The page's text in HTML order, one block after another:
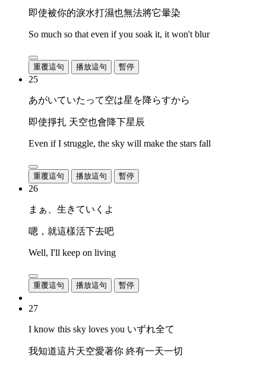
即使被你的淚水打濕也無法將它暈染
So much so that even if you soak it, it won't blur
重覆這句 播放這句 暫停
25
あがいていたって空は星を降らすから
即使掙扎 天空也會降下星辰
Even if I struggle, the sky will make the stars fall
重覆這句 播放這句 暫停
26
まぁ、生きていくよ
嗯，就這樣活下去吧
Well, I'll keep on living
重覆這句 播放這句 暫停
27
I know this sky loves you いずれ全て
我知道這片天空愛著你 終有一天一切